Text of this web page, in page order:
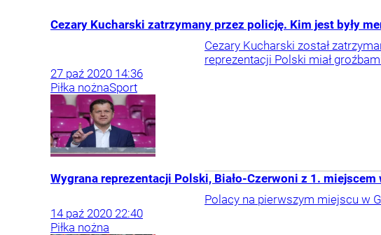
Cezary Kucharski zatrzymany przez policję. Kim jest były
Cezary Kucharski został
reprezentacji Polski miał
27 paź 2020 14:36
Piłka nożnaSport
Wygrana reprezentacji Polski, Biało-Czerwoni z 1.
Polacy na pierwszym miejscu w
14 paź 2020 22:40
Piłka nożna